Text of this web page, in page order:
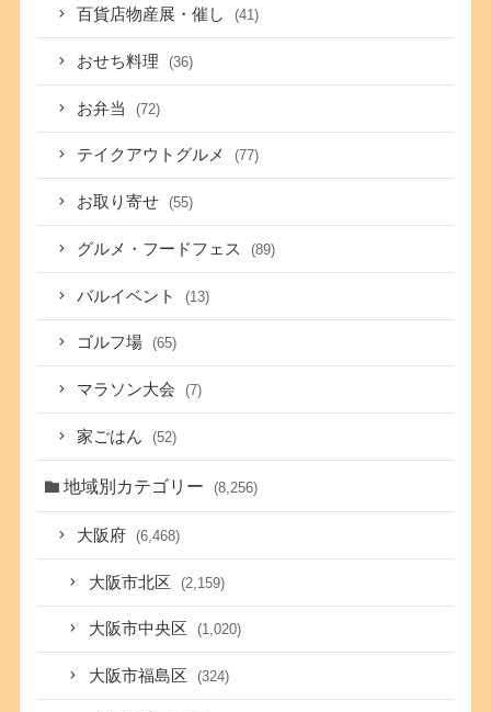
百貨店物産展・催し (41)
おせち料理 (36)
お弁当 (72)
テイクアウトグルメ (77)
お取り寄せ (55)
グルメ・フードフェス (89)
バルイベント (13)
ゴルフ場 (65)
マラソン大会 (7)
家ごはん (52)
地域別カテゴリー (8,256)
大阪府 (6,468)
大阪市北区 (2,159)
大阪市中央区 (1,020)
大阪市福島区 (324)